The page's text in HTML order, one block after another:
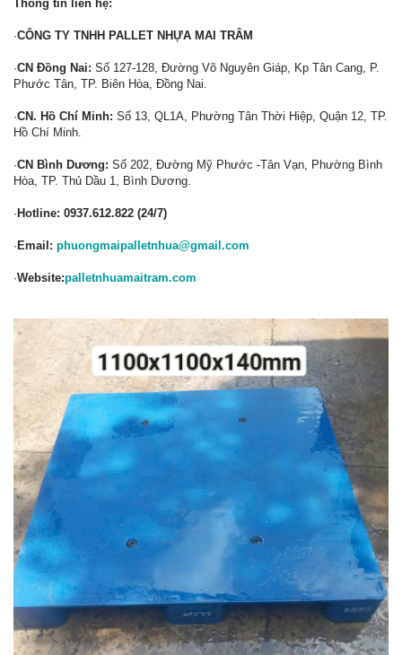
Thông tin liên hệ:
·CÔNG TY TNHH PALLET NHỰA MAI TRÂM
·CN Đồng Nai: Số 127-128, Đường Võ Nguyên Giáp, Kp Tân Cang, P.
Phước Tân, TP. Biên Hòa, Đồng Nai.
·CN. Hồ Chí Minh: Số 13, QL1A, Phường Tân Thời Hiệp, Quận 12, TP.
Hồ Chí Minh.
·CN Bình Dương: Số 202, Đường Mỹ Phước -Tân Vạn, Phường Bình
Hòa, TP. Thủ Dầu 1, Bình Dương.
· Hotline: 0937.612.822 (24/7)
· Email: phuongmaipalletnhua@gmail.com
·Website:palletnhuamaitram.com